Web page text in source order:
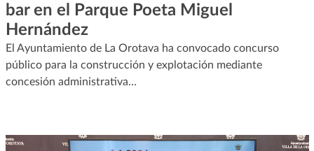
bar en el Parque Poeta Miguel
Hernández
El Ayuntamiento de La Orotava ha convocado concurso
público para la construcción y explotación mediante
concesión administrativa…